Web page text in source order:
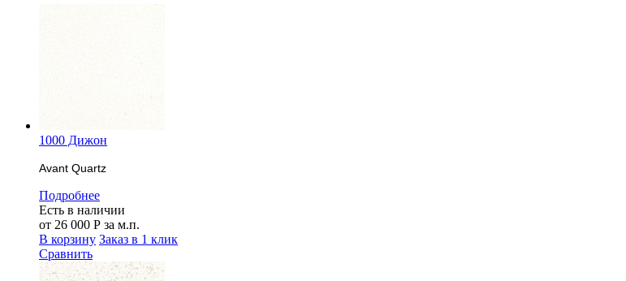
1000 Дижон
Avant Quartz
Подробнее
Есть в наличии
от 26 000 Р за м.п.
В корзину Заказ в 1 клик
Сравнить